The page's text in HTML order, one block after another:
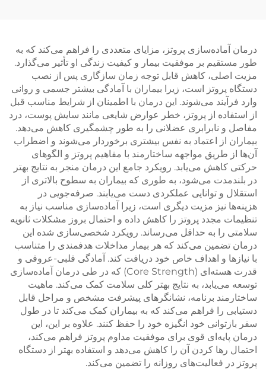
درمان آماده‌سازی پروتز، مزایای متعددی را فراهم می‌کند که به
طور مستقیم بر موفقیت بیمار و کیفیت زندگی او تأثیر می‌گذارد.
مزیت اصلی، کاهش قابل توجه زمان سازگاری پس از نصب
دستگاه پروتز است، زیرا بیماران با آمادگی بیشتر جسمی و روانی
وارد فرآیند می‌شوند. این درمان با اطمینان از شرایط مناسب قبل
از استفاده از پروتز، خطر عوارض شایعی مانند سایش پوست، درد
مفاصل و نابرابری عضلانی را به طور چشمگیری کاهش می‌دهد.
بیماران از اعتماد به نفس بیشتری برخوردار می‌شوند و اضطراب
آن‌ها از طریق مواجهه ساختارمند با مفاهیم پروتز و الگوهای
حرکتی کاهش می‌یابد. رویکرد جامع این درمان منجر به نتایج بهتر
در بلندمدت می‌شود، به طوری که بیماران به سطوح بالاتری از
استقلال و توانایی عملکردی دست می‌یابند. صرفه‌جویی در
هزینه‌ها نیز مزیت دیگری است، زیرا آماده‌سازی مناسب نیاز به
تنظیمات مجدد پروتز را کاهش داده و احتمال بروز مشکلات ثانویه
سلامتی را به حداقل می‌رساند. رویکرد شخصی‌سازی شده این
درمان تضمین می‌کند که هر بیمار مداخلات هدفمندی را متناسب
با نیازها و اهداف خاص خود دریافت کند. آمادگی قلبی-عروقی و
قدرت هسته‌ای (Core Strength) که در طی درمان آماده‌سازی
توسعه می‌یابد، به نتایج بهتر کلی سلامت کمک می‌کند. ماهیت
ساختارمند برنامه، نشانگرهای پیشرفت مشخص و مراحل قابل
دستیابی را فراهم می‌کند که به بیماران کمک می‌کند تا در طول
سفر بازتوانی خود انگیزه خود را حفظ کنند. علاوه بر این، این
درمان پایه‌ای قوی برای موفقیت مداوم پروتز فراهم می‌کند،
احتمال رها کردن آن را کاهش می‌دهد و استفاده بهتر از دستگاه
پروتز در فعالیت‌های روزانه را تضمین می‌کند.